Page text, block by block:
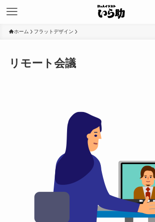
ホーム フラットデザイン
リモート会議